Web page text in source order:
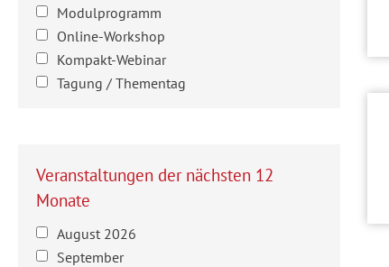
Modulprogramm
Online-Workshop
Kompakt-Webinar
Tagung / Thementag
Veranstaltungen der nächsten 12
Monate
August 2026
September